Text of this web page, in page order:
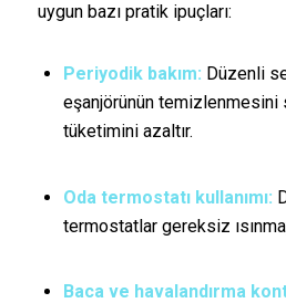
uygun bazı pratik ipuçları:
Periyodik bakım: Düzenli
eşanjörünün temizlenmesini
tüketimini azaltır.
Oda termostatı kullanımı:
termostatlar gereksiz
Baca ve havalandırma